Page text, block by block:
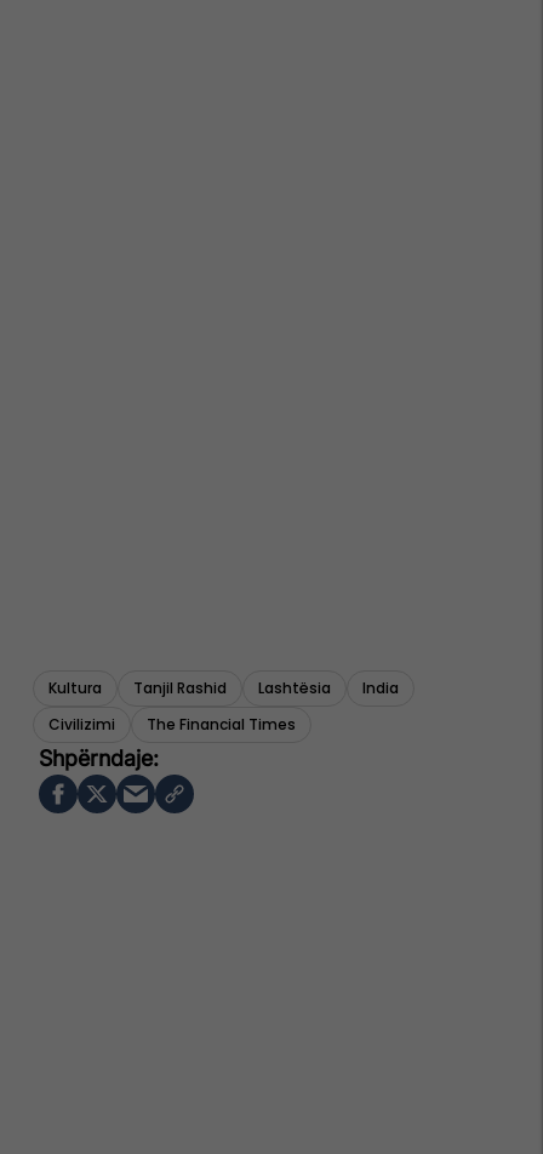
Kultura Tanjil Rashid Lashtësia
India
Civilizimi
The Financial Times